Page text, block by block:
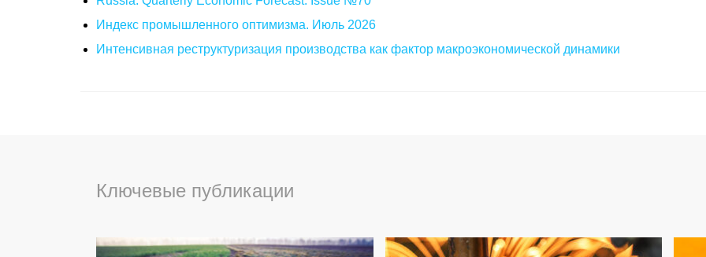
Индекс промышленного оптимизма. Июль 2026
Интенсивная реструктуризация производства как фактор макроэкономической динамики
Ключевые публикации